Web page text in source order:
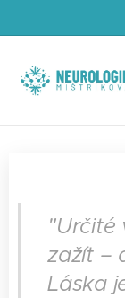
"Určité
zažít –
Láska